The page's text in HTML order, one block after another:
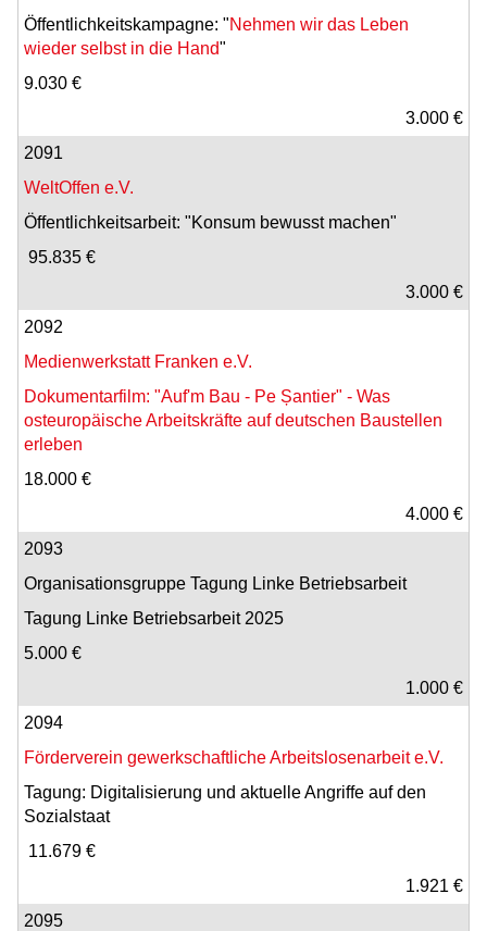
Öffentlichkeitskampagne: "Nehmen wir das Leben
wieder selbst in die Hand"
9.030 €
3.000 €
2091
WeltOffen e.V.
Öffentlichkeitsarbeit: "Konsum bewusst machen"
95.835 €
3.000 €
2092
Medienwerkstatt Franken e.V.
Dokumentarfilm: "Auf'm Bau - Pe Șantier" - Was
osteuropäische Arbeitskräfte auf deutschen Baustellen
erleben
18.000 €
4.000 €
2093
Organisationsgruppe Tagung Linke Betriebsarbeit
Tagung Linke Betriebsarbeit 2025
5.000 €
1.000 €
2094
Förderverein gewerkschaftliche Arbeitslosenarbeit e.V.
Tagung: Digitalisierung und aktuelle Angriffe auf den
Sozialstaat
11.679 €
1.921 €
2095